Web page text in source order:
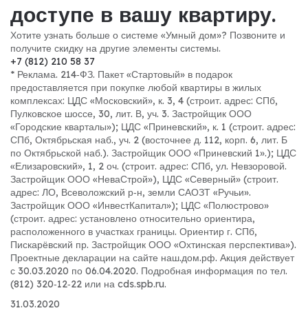
доступе в вашу квартиру.
Хотите узнать больше о системе «Умный дом»? Позвоните и
получите скидку на другие элементы системы.
+7 (812) 210 58 37
* Реклама. 214‐ФЗ. Пакет «Стартовый» в подарок
предоставляется при покупке любой квартиры в жилых
комплексах: ЦДС «Московский», к. 3, 4 (строит. адрес: СПб,
Пулковское шоссе, 30, лит. В, уч. 3. Застройщик ООО
«Городские кварталы»); ЦДС «Приневский», к. 1 (строит. адрес:
СПб, Октябрьская наб., уч. 2 (восточнее д. 112, корп. 6, лит. Б
по Октябрьской наб.). Застройщик ООО «Приневский 1».); ЦДС
«Елизаровский», 1, 2 оч. (строит. адрес: СПб, ул. Невзоровой.
Застройщик ООО «НеваСтрой»), ЦДС «Северный» (строит.
адрес: ЛО, Всеволожский р‐н, земли САОЗТ «Ручьи».
Застройщик ООО «ИнвестКапитал»); ЦДС «Полюстрово»
(строит. адрес: установлено относительно ориентира,
расположенного в участках границы. Ориентир г. СПб,
Пискарёвский пр. Застройщик ООО «Охтинская перспектива»).
Проектные декларации на сайте наш.дом.рф. Акция действует
с 30.03.2020 по 06.04.2020. Подробная информация по тел.
(812) 320‐12‐22 или на cds.spb.ru.
31.03.2020